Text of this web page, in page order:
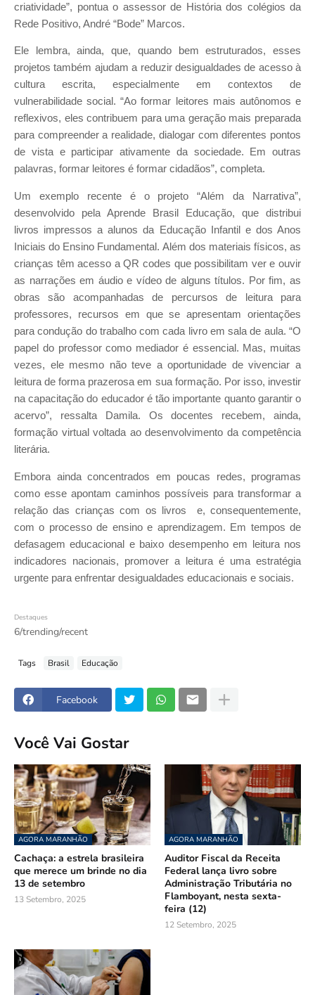
criatividade”, pontua o assessor de História dos colégios da
Rede Positivo, André “Bode” Marcos.
Ele lembra, ainda, que, quando bem estruturados, esses
projetos também ajudam a reduzir desigualdades de acesso à
cultura escrita, especialmente em contextos de
vulnerabilidade social. “Ao formar leitores mais autônomos e
reflexivos, eles contribuem para uma geração mais preparada
para compreender a realidade, dialogar com diferentes pontos
de vista e participar ativamente da sociedade. Em outras
palavras, formar leitores é formar cidadãos”, completa.
Um exemplo recente é o projeto “Além da Narrativa”,
desenvolvido pela Aprende Brasil Educação, que distribui
livros impressos a alunos da Educação Infantil e dos Anos
Iniciais do Ensino Fundamental. Além dos materiais físicos, as
crianças têm acesso a QR codes que possibilitam ver e ouvir
as narrações em áudio e vídeo de alguns títulos. Por fim, as
obras são acompanhadas de percursos de leitura para
professores, recursos em que se apresentam orientações
para condução do trabalho com cada livro em sala de aula. “O
papel do professor como mediador é essencial. Mas, muitas
vezes, ele mesmo não teve a oportunidade de vivenciar a
leitura de forma prazerosa em sua formação. Por isso, investir
na capacitação do educador é tão importante quanto garantir o
acervo”, ressalta Damila. Os docentes recebem, ainda,
formação virtual voltada ao desenvolvimento da competência
literária.
Embora ainda concentrados em poucas redes, programas
como esse apontam caminhos possíveis para transformar a
relação das crianças com os livros e, consequentemente,
com o processo de ensino e aprendizagem. Em tempos de
defasagem educacional e baixo desempenho em leitura nos
indicadores nacionais, promover a leitura é uma estratégia
urgente para enfrentar desigualdades educacionais e sociais.
Destaques
6/trending/recent
Tags Brasil Educação
Facebook
Você Vai Gostar
AGORA MARANHÃO
Cachaça: a estrela brasileira
que merece um brinde no dia
13 de setembro
13 Setembro, 2025
AGORA MARANHÃO
Auditor Fiscal da Receita
Federal lança livro sobre
Administração Tributária no
Flamboyant, nesta sexta-
feira (12)
12 Setembro, 2025